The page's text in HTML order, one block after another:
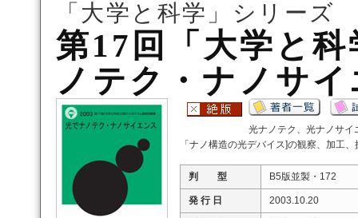
「大学と科学」シリーズ
第17回「大学と
ノテク・ナノサ
光ナノテク、光ナノサ
「ナノ構造の光デバイス]の観察、加工
判 型 B5版並製・172
発 行 日 2003.10.20